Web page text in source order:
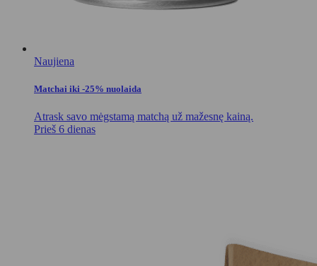
Naujiena
Matchai iki -25% nuolaida
Atrask savo mėgstamą matchą už mažesnę kainą.
Prieš 6 dienas